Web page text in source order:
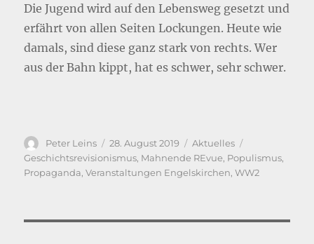
Die Jugend wird auf den Lebensweg gesetzt und
erfährt von allen Seiten Lockungen. Heute wie
damals, sind diese ganz stark von rechts. Wer
aus der Bahn kippt, hat es schwer, sehr schwer.
Autor
Peter Leins
Veröffentlicht
am
28. August 2019 Kategorien
Aktuelles
Geschichtsrevisionismus, Mahnende REvue, Populismus,
Propaganda,Veranstaltungen Engelskirchen,WW2